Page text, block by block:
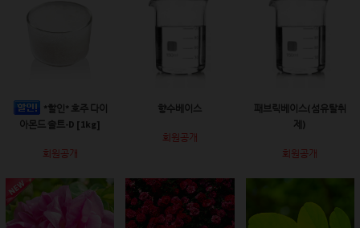
*할인* 호주 다이
아몬드 솔트-D [1kg]
회원공개
향수베이스
회원공개
패브릭베이스(섬유탈취
제)
회원공개